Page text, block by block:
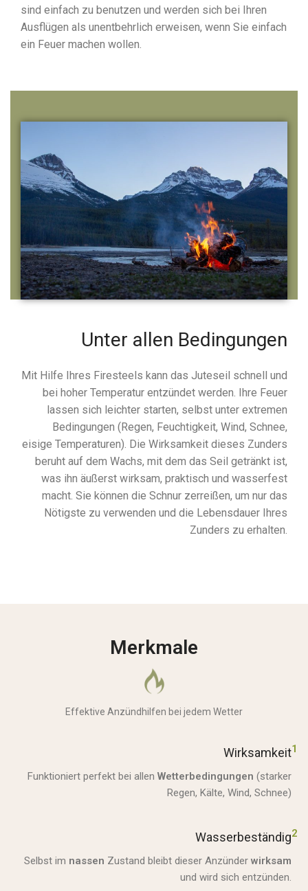
sind einfach zu benutzen und werden sich bei Ihren
Ausflügen als unentbehrlich erweisen, wenn Sie einfach
ein Feuer machen wollen.
Unter allen Bedingungen
Mit Hilfe Ihres Firesteels kann das Juteseil schnell und
bei hoher Temperatur entzündet werden. Ihre Feuer
lassen sich leichter starten, selbst unter extremen
Bedingungen (Regen, Feuchtigkeit, Wind, Schnee,
eisige Temperaturen). Die Wirksamkeit dieses Zunders
beruht auf dem Wachs, mit dem das Seil getränkt ist,
was ihn äußerst wirksam, praktisch und wasserfest
macht. Sie können die Schnur zerreißen, um nur das
Nötigste zu verwenden und die Lebensdauer Ihres
Zunders zu erhalten.
Merkmale
Effektive Anzündhilfen bei jedem Wetter
1
Wirksamkeit
Funktioniert perfekt bei allen Wetterbedingungen (starker
Regen, Kälte, Wind, Schnee)
2
Wasserbeständig
Selbst im nassen Zustand bleibt dieser Anzünder wirksam
und wird sich entzünden.